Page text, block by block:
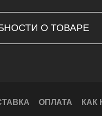
О ТОВАРЕ
ОПЛАТА КАК